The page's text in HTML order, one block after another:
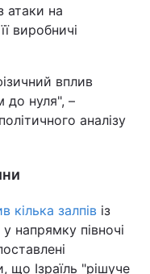
атаки на
виробничі
вплив
до нуля", –
аналізу
кілька залпів із
напрямку півночі
що Ізраїль "рішуче